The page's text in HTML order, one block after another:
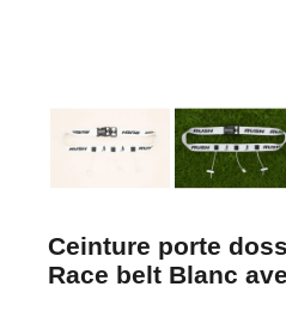
Ceinture porte
Race belt Blanc